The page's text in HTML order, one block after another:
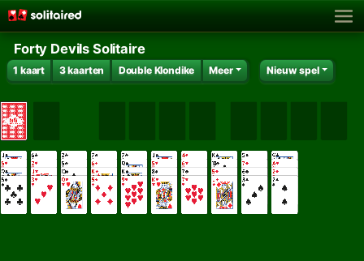
Forty Devils Solitaire
1 kaart 3 kaarten Double Klondike Meer Nieuw spel